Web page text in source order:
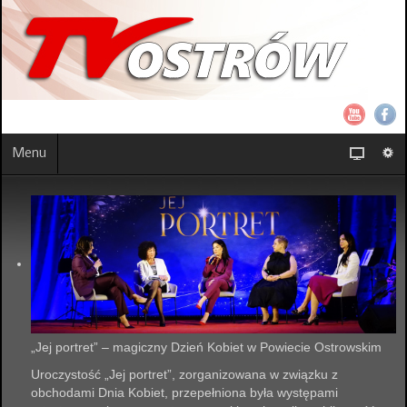
Menu
„Jej portret” – magiczny Dzień Kobiet w Powiecie Ostrowskim
Uroczystość „Jej portret”, zorganizowana w związku z
obchodami Dnia Kobiet, przepełniona była występami